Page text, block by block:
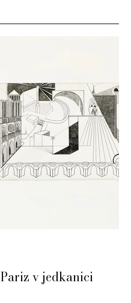
Pariz v jedkanici